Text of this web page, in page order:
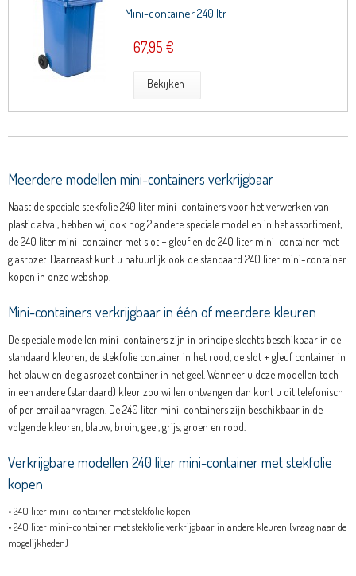
Mini-container 240 ltr
67,95 €
Bekijken
Meerdere modellen mini-containers verkrijgbaar
Naast de speciale stekfolie 240 liter mini-containers voor het verwerken van
plastic afval, hebben wij ook nog 2 andere speciale modellen in het assortiment;
de 240 liter mini-container met slot + gleuf en de 240 liter mini-container met
glasrozet. Daarnaast kunt u natuurlijk ook de standaard 240 liter mini-container
kopen in onze webshop.
Mini-containers verkrijgbaar in één of meerdere kleuren
De speciale modellen mini-containers zijn in principe slechts beschikbaar in de
standaard kleuren, de stekfolie container in het rood, de slot + gleuf container in
het blauw en de glasrozet container in het geel. Wanneer u deze modellen toch
in een andere (standaard) kleur zou willen ontvangen dan kunt u dit telefonisch
of per email aanvragen. De 240 liter mini-containers zijn beschikbaar in de
volgende kleuren, blauw, bruin, geel, grijs, groen en rood.
Verkrijgbare modellen 240 liter mini-container met stekfolie
kopen
•240 liter mini-container met stekfolie kopen
•240 liter mini-container met stekfolie verkrijgbaar in andere kleuren (vraag naar de
mogelijkheden)